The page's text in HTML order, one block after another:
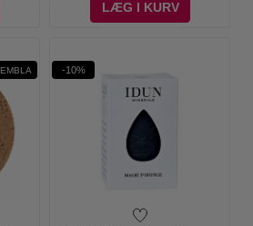
LÆG I KURV
EMBLA -10%